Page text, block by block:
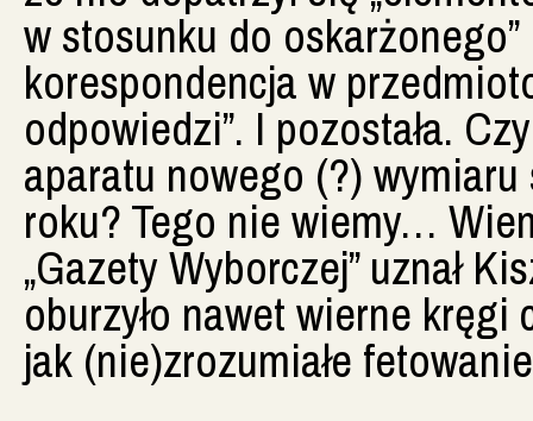
w stosunku do
korespondencja w
odpowiedzi”. I pozostała.
aparatu nowego (?)
roku? Tego nie wiemy…
„Gazety Wyborczej” uznał
oburzyło nawet wierne
jak (nie)zrozumiałe